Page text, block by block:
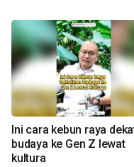
Ini cara kebun raya
budaya ke Gen Z lewat
kultura